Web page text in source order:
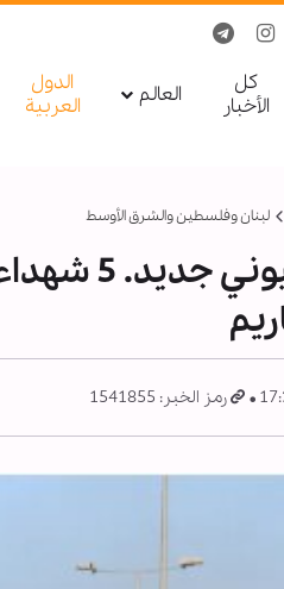
کل
الأخبار
العالم
الدول
العربیة
لبنان وفلسطين والشرق الأوسط
عدوان
رمز الخبر: 1541855